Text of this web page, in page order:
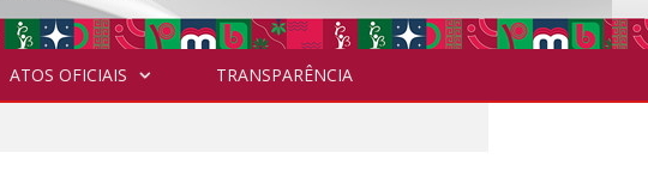
ATOS OFICIAIS TRANSPARÊNCIA